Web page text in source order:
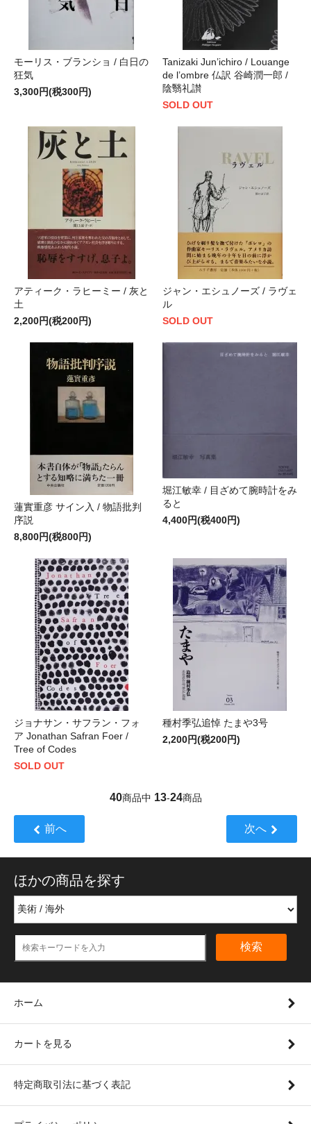
モーリス・ブランショ / 白日の
狂気
3,300円(税300円)
Tanizaki Jun’ichiro / Louange
de l’ombre 仏訳 谷崎潤一郎 /
陰翳礼讃
SOLD OUT
アティーク・ラヒーミー / 灰と
土
2,200円(税200円)
ジャン・エシュノーズ / ラヴェ
ル
SOLD OUT
蓮實重彦 サイン入 / 物語批判
序説
8,800円(税800円)
堀江敏幸 / 目ざめて腕時計をみ
ると
4,400円(税400円)
ジョナサン・サフラン・フォ
ア Jonathan Safran Foer /
Tree of Codes
SOLD OUT
種村季弘追悼 たまや3号
2,200円(税200円)
40商品中 13-24商品
前へ 次へ
ほかの商品を探す
検索
ホーム
カートを見る
特定商取引法に基づく表記